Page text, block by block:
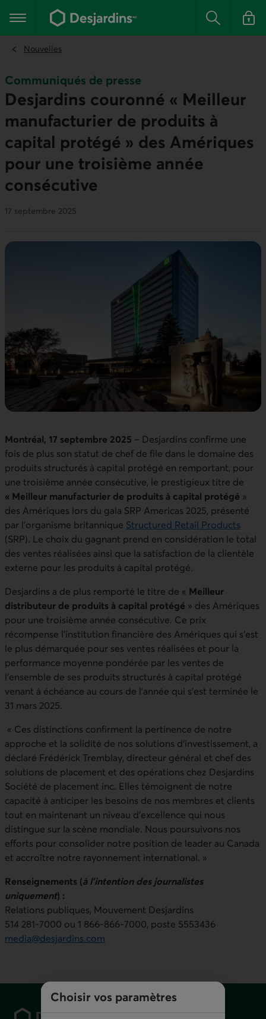
contenu
Menu principal Rechercher
Se
Choisir vos paramètres
Nouvelles
Communiqués de presse
Desjardins couronné « Meilleur
manufacturier de produits à
capital protégé » des Amériques
pour une troisième année
consécutive
17 septembre 2025
Montréal, 17 septembre 2025 – Desjardins confirme une
fois de plus son statut de chef de file dans le domaine des
produits structurés à capital protégé en remportant, pour
une troisième année consécutive, le prestigieux titre de
« Meilleur manufacturier de produits à capital protégé »
des Amériques lors du gala SRP Americas 2025, présenté
par l’organisme britannique Structured Retail Products
(SRP). Le choix du gagnant prend en considération le total
des ventes réalisées ainsi que la satisfaction de la clientèle
externe pour les produits à capital protégé.
Desjardins a de plus remporté le titre de « Meilleur
distributeur de produits à capital protégé » des Amériques
pour une troisième année consécutive. Ce prix
récompense l’institution financière des Amériques qui s’est
le plus démarquée pour ses ventes réalisées et pour la
performance moyenne pondérée par les ventes de
l’ensemble de ses produits structurés à capital protégé
venant à échéance au cours de l’année qui s’est terminée le
31 mars 2025.
« Ces distinctions confirment la pertinence de notre
approche et la solidité de nos solutions d’investissement, a
déclaré Frédérick Tremblay, directeur général et chef des
solutions de placement et des opérations chez Desjardins
Société de placement inc. Elles témoignent de notre
capacité à anticiper les besoins de nos membres et clients
tout en maintenant un niveau d’excellence qui nous
distingue sur la scène mondiale. Nous poursuivons nos
efforts pour consolider notre position de leader au Canada
et accroître notre rayonnement international. »
Renseignements (à l’intention des journalistes
uniquement) :
Relations publiques, Mouvement Desjardins
514 281‑7000 ou 1 866‑866‑7000, poste 5553436
media@desjardins.com
Pied de page